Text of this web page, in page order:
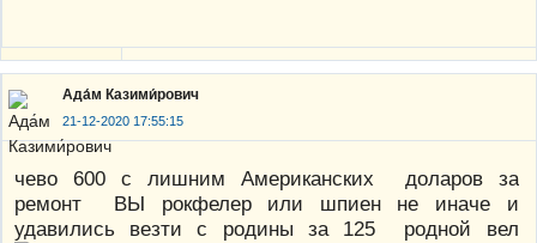
Ада́м Казими́рович
21-12-2020 17:55:15
чево 600 с лишним Американских доларов за
ремонт ВЫ рокфелер или шпиен не иначе и
удавились везти с родины за 125 родной вел